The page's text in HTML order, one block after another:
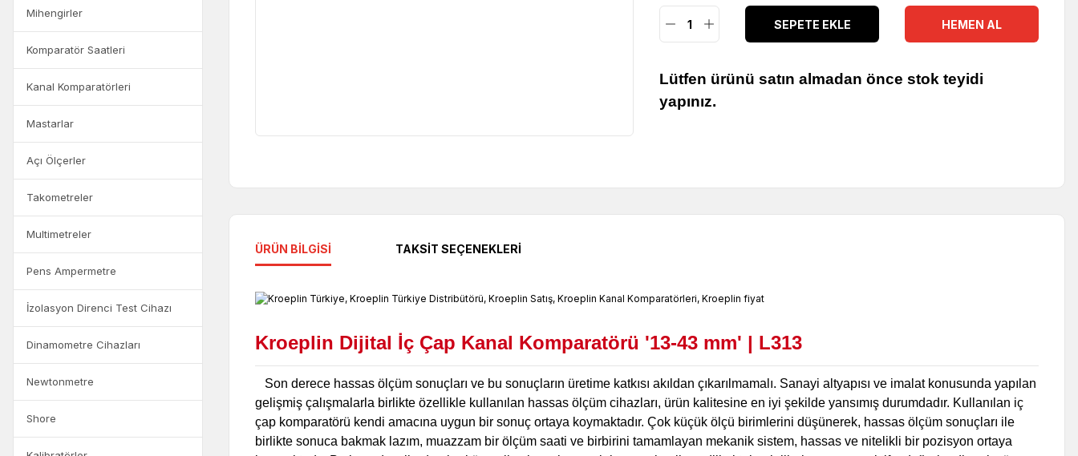
Mihengirler
Komparatör Saatleri
Kanal Komparatörleri
Mastarlar
Açı Ölçerler
Takometreler
Multimetreler
Pens Ampermetre
İzolasyon Direnci Test Cihazı
Dinamometre Cihazları
Newtonmetre
Shore
SEPETE EKLE HEMEN AL
Lütfen ürünü satın almadan önce stok teyidi
yapınız.
ÜRÜN BILGISI TAKSIT SEÇENEKLERI
Kroeplin Dijital İç Çap Kanal Komparatörü '13-43 mm' | L313
Son derece hassas ölçüm sonuçları ve bu sonuçların üretime katkısı akıldan çıkarılmamalı. Sanayi altyapısı ve imalat konusunda yapılan
gelişmiş çalışmalarla birlikte özellikle kullanılan hassas ölçüm cihazları, ürün kalitesine en iyi şekilde yansımış durumdadır. Kullanılan iç
çap komparatörü kendi amacına uygun bir sonuç ortaya koymaktadır. Çok küçük ölçü birimlerini düşünerek, hassas ölçüm sonuçları ile
birlikte sonuca bakmak lazım, muazzam bir ölçüm saati ve birbirini tamamlayan mekanik sistem, hassas ve nitelikli bir pozisyon ortaya